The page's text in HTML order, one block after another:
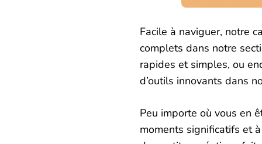
Facile à naviguer, notre
complets dans notre
rapides et simples, ou
d’outils innovants dans
Peu importe où vous en
moments significatifs et